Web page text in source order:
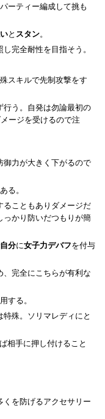
ーティー編成して挑も
と スタン。
し完全耐性を目指そう。
スキルで先制攻撃をす
行う。自発は勿論最初の
ージを受けるので注
御力が大きく下がるので
る。
ることもありダメージだ
っかり防いだつもりが簡
自分に女子力デバフを付与
完全にこちらが有利な
する。
殊。ソリマレディにと
相手に押し付けること
を防げるアクセサリー